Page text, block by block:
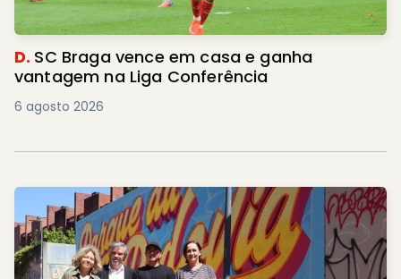
D. SC Braga vence em casa e ganha
vantagem na Liga Conferência
6 agosto 2026